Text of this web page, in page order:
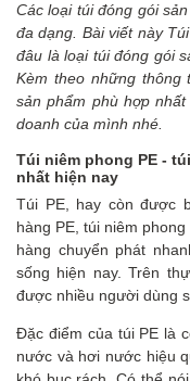
Các loại túi đóng gói
đa dạng. Bài viết này
đâu là loại túi đóng gói
Kèm theo những
sản phẩm phù hợp
doanh của mình nhé.
Túi niêm phong PE -
nhất hiện nay
Túi PE, hay còn được
hàng PE, túi niêm
hàng chuyển phát
sống hiện nay. Trên
được nhiều người dùng
Đặc điểm của túi PE là
nước và hơi nước hiệu